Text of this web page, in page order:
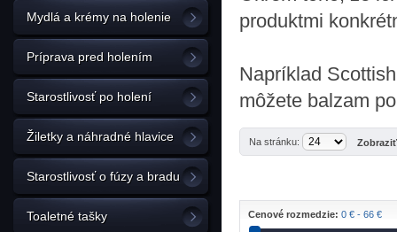
Mydlá a krémy na holenie
Príprava pred holením
Starostlivosť po holení
Žiletky a náhradné hlavice
Starostlivosť o fúzy a bradu
Toaletné tašky
produktmi
Napríklad
môžete balzam
Na stránku:
Cenové rozmedzie: 0 € - 66 €